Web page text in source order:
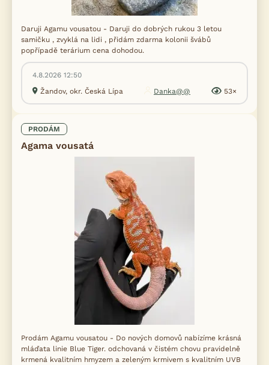
Daruji Agamu vousatou - Daruji do dobrých rukou 3 letou
samičku , zvyklá na lidi , přidám zdarma kolonii švábů
popřípadě terárium cena dohodou.
4.8.2026 12:50
Žandov, okr. Česká Lípa
Danka@@ 53×
PRODÁM
Agama vousatá
Prodám Agamu vousatou - Do nových domovů nabízíme krásná
mláďata linie Blue Tiger. odchovaná v čistém chovu pravidelně
krmená kvalitním hmyzem a zeleným krmivem s kvalitním UVB